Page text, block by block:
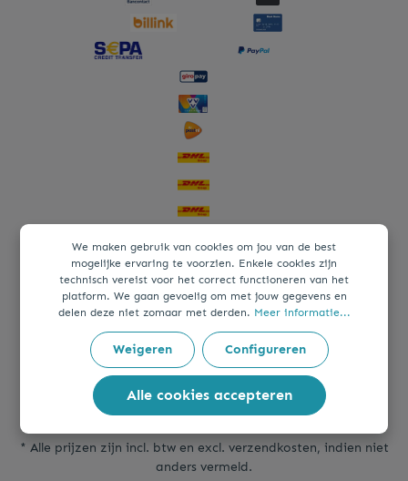
* Alle prijzen zijn incl. btw en excl. verzendkosten, indien niet
anders vermeld.
We maken gebruik van cookies om jou van de best
mogelijke ervaring te voorzien. Enkele cookies zijn
technisch vereist voor het correct functioneren van het
platform. We gaan gevoelig om met jouw gegevens en
delen deze niet zomaar met derden. Meer informatie...
Weigeren Configureren
Alle cookies accepteren